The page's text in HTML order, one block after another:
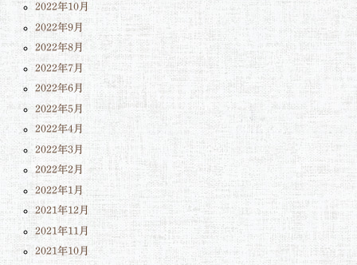
2022年10月
2022年9月
2022年8月
2022年7月
2022年6月
2022年5月
2022年4月
2022年3月
2022年2月
2022年1月
2021年12月
2021年11月
2021年10月